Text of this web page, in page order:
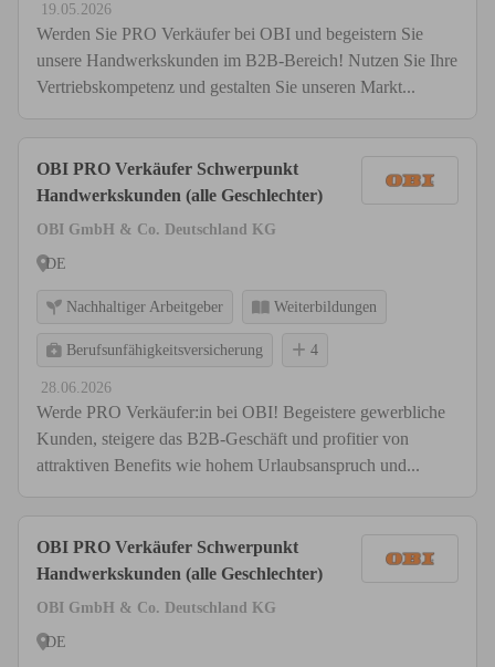
19.05.2026
Werden Sie PRO Verkäufer bei OBI und begeistern Sie
unsere Handwerkskunden im B2B-Bereich! Nutzen Sie Ihre
Vertriebskompetenz und gestalten Sie unseren Markt...
OBI PRO Verkäufer Schwerpunkt
Handwerkskunden (alle Geschlechter)
OBI GmbH & Co. Deutschland KG
DE
Nachhaltiger Arbeitgeber Weiterbildungen
Berufsunfähigkeitsversicherung 4
28.06.2026
Werde PRO Verkäufer:in bei OBI! Begeistere gewerbliche
Kunden, steigere das B2B-Geschäft und profitier von
attraktiven Benefits wie hohem Urlaubsanspruch und...
OBI PRO Verkäufer Schwerpunkt
Handwerkskunden (alle Geschlechter)
OBI GmbH & Co. Deutschland KG
DE